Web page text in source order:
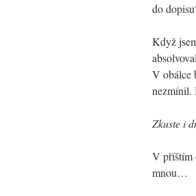
do
Když
V obálce
nezmínil.
Zkuste i
V příštím
mnou…